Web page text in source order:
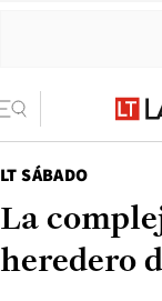
LT SÁBADO
La
heredero